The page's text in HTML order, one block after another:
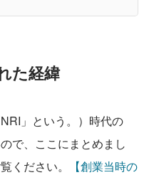
た経緯
」という。）時代の
で、ここにまとめまし
ください。
【創業当時の